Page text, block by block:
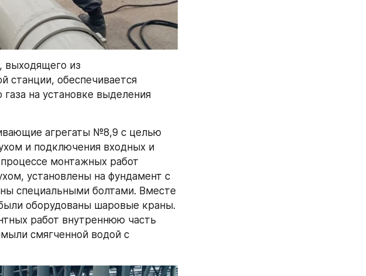
выходящего из
станции, обеспечивается
на установке выделения
агрегаты №8,9 с целью
и подключения входных и
монтажных работ
установлены на фундамент с
специальными болтами. Вместе
оборудованы шаровые краны.
работ внутреннюю часть
смягченной водой с